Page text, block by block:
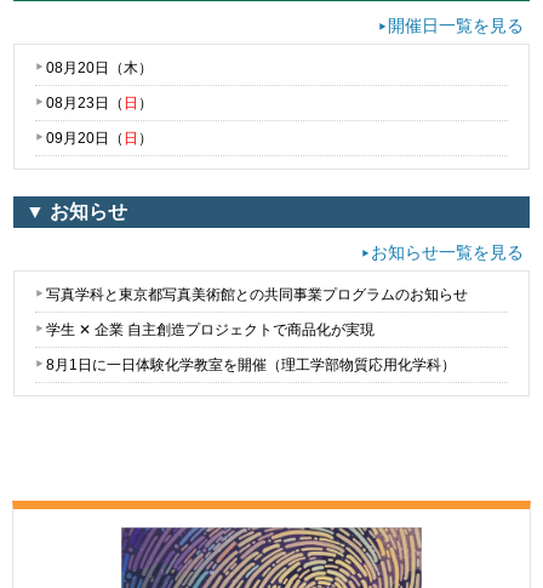
▼ お知らせ
お知らせ一覧を見る
写真学科と東京都写真美術館との共同事業プログラムのお知らせ
学生 ✕ 企業 自主創造プロジェクトで商品化が実現
8月1日に一日体験化学教室を開催（理工学部物質応用化学科）
開催日一覧を見る
08月20日（木）
08月23日（ 日 ）
09月20日（ 日 ）